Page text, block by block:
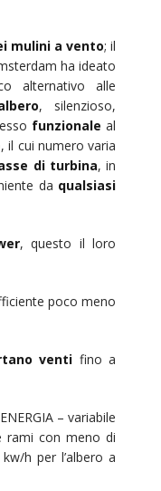
mulini a vento; il
ha ideato
alternativo alle
, silenzioso,
funzionale al
il cui numero varia
di turbina, in
da qualsiasi
, questo il loro
poco meno
venti fino a
– variabile
rami con meno di
h per l’albero a